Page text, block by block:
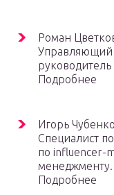
Роман
Управляющий
руководитель
Подробнее
Игорь Чубенко
Специалист
по influencer-
менеджменту.
Подробнее